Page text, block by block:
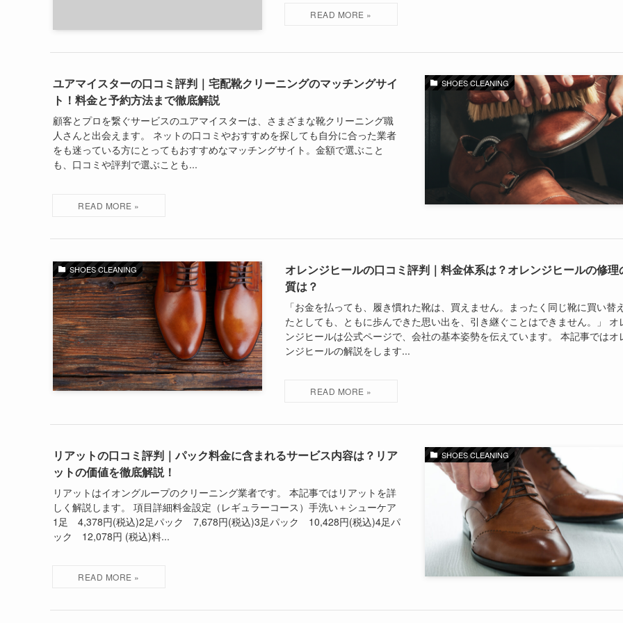
SHOES CLEANING
ユアマイスターの口コミ評判｜宅配靴クリーニングのマッチングサイ
ト！料金と予約方法まで徹底解説
顧客とプロを繋ぐサービスのユアマイスターは、さまざまな靴クリーニング職
人さんと出会えます。 ネットの口コミやおすすめを探しても自分に合った業者
をも迷っている方にとってもおすすめなマッチングサイト。金額で選ぶこと
も、口コミや評判で選ぶことも...
SHOES CLEANING
オレンジヒールの口コミ評判｜料金体系は？オレンジヒールの修理
質は？
「お金を払っても、履き慣れた靴は、買えません。まったく同じ靴に買い替
たとしても、ともに歩んできた思い出を、引き継ぐことはできません。」 オ
ンジヒールは公式ページで、会社の基本姿勢を伝えています。 本記事ではオ
ンジヒールの解説をします...
SHOES CLEANING
リアットの口コミ評判｜パック料金に含まれるサービス内容は？リア
ットの価値を徹底解説！
リアットはイオングループのクリーニング業者です。 本記事ではリアットを詳
しく解説します。 項目詳細料金設定（レギュラーコース）手洗い＋シューケア
1足 4,378円(税込)2足パック 7,678円(税込)3足パック 10,428円(税込)4足パ
ック 12,078円 (税込)料...